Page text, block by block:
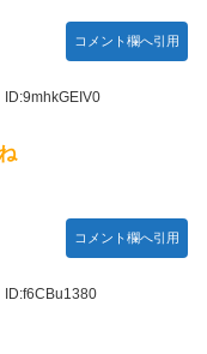
コメント欄へ引用
ID:9mhkGEIV0
コメント欄へ引用
ID:f6CBu1380